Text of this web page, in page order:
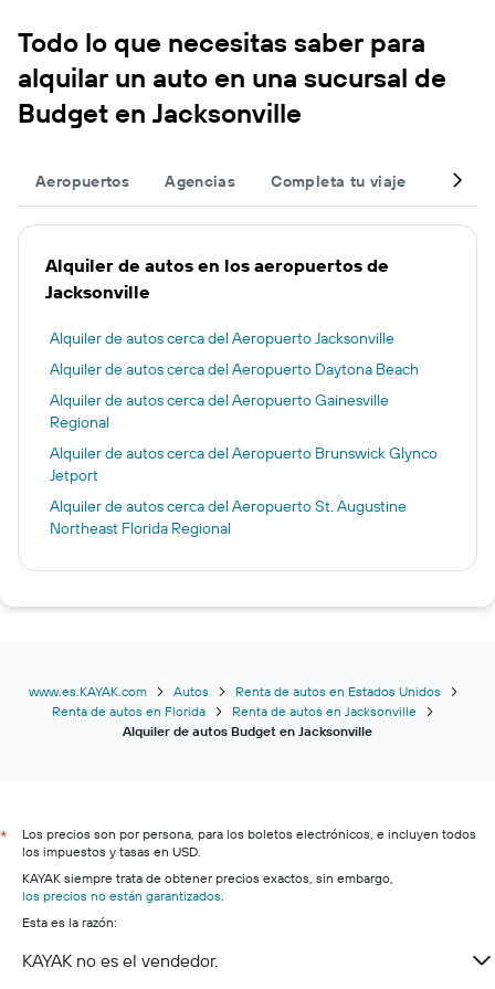
Todo lo que necesitas saber para
alquilar un auto en una sucursal de
Budget en Jacksonville
Aeropuertos Agencias Completa tu viaje Otros
Alquiler de autos en los aeropuertos de
Jacksonville
Alquiler de autos cerca del Aeropuerto Jacksonville
Alquiler de autos cerca del Aeropuerto Daytona Beach
Alquiler de autos cerca del Aeropuerto Gainesville
Regional
Alquiler de autos cerca del Aeropuerto Brunswick Glynco
Jetport
Alquiler de autos cerca del Aeropuerto St. Augustine
Northeast Florida Regional
www.es.KAYAK.com Autos
Renta de autos en Estados Unidos
Renta de autos en Florida
Renta de autos en Jacksonville
Alquiler de autos Budget en Jacksonville
*
Los precios son por persona, para los boletos electrónicos, e incluyen todos
los impuestos y tasas en USD.
KAYAK siempre trata de obtener precios exactos, sin embargo,
los precios no están garantizados
Esta es la razón:
KAYAK no es el vendedor.